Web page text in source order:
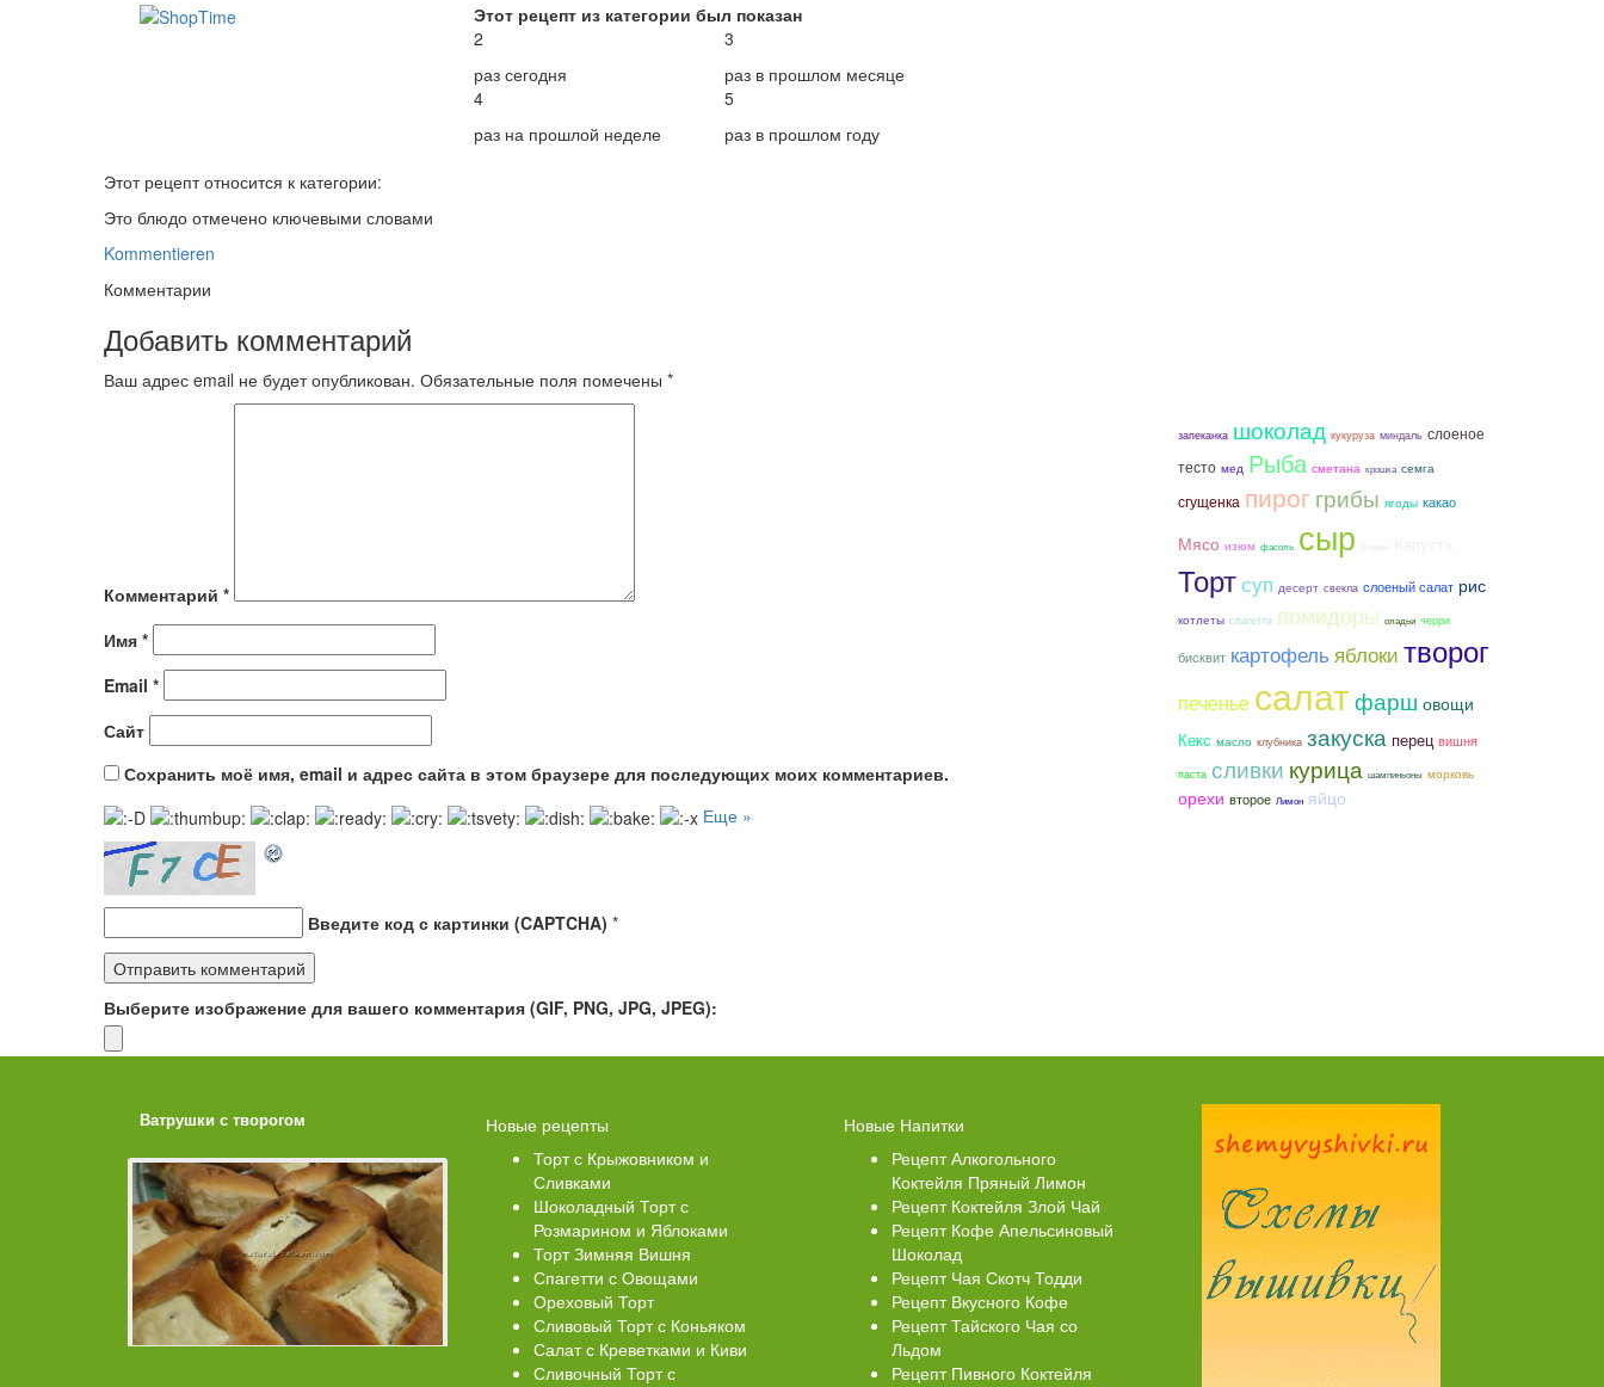
Этот рецепт из категории был показан
2
раз сегодня
3
раз в прошлом месяце
4
раз на прошлой неделе
5
раз в прошлом году
Этот рецепт относится к категории:
Это блюдо отмечено ключевыми словами
Kommentieren
Комментарии
Добавить комментарий
Ваш адрес email не будет опубликован. Обязательные поля помечены *
Комментарий *
Имя *
Email *
Сайт
Сохранить моё имя, email и адрес сайта в этом браузере для последующих моих комментариев.
Еще »
Введите код с картинки (CAPTCHA) *
Выберите изображение для вашего комментария (GIF, PNG, JPG, JPEG):
запеканка шоколад кукуруза миндаль слоеное
тесто мед Рыба сметана крошка семга
сгущенка пирог грибы ягоды какао
Мясо изюм фасоль сыр блины
Тортсуп десерт свекла слоеный салат рис
котлеты спагетти помидоры оладьи черри
бисквит картофель яблоки творог
печенье салатфарш овощи
Кекс масло клубника закуска перец вишня
паста сливки курица шампиньоны морковь
орехи второе Лимон яйцо
Ватрушки с творогом Торт со Свеклой Торт Медовик Карамельный Пирог рыбный (с брюшками семги)
Новые рецепты
Торт с Крыжовником и
Сливками
Шоколадный Торт с
Розмарином и Яблоками
Торт Зимняя Вишня
Спагетти с Овощами
Ореховый Торт
Сливовый Торт с Коньяком
Салат с Креветками и Киви
Сливочный Торт с
Новые Напитки
Рецепт Алкогольного
Коктейля Пряный Лимон
Рецепт Коктейля Злой Чай
Рецепт Кофе Апельсиновый
Шоколад
Рецепт Чая Скотч Тодди
Рецепт Вкусного Кофе
Рецепт Тайского Чая со
Льдом
Рецепт Пивного Коктейля